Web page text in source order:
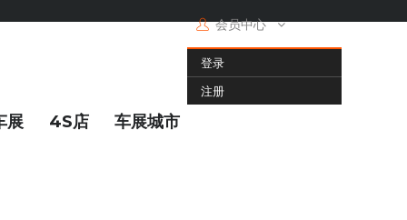
会员中心
登录
注册
展 4S店 车展城市